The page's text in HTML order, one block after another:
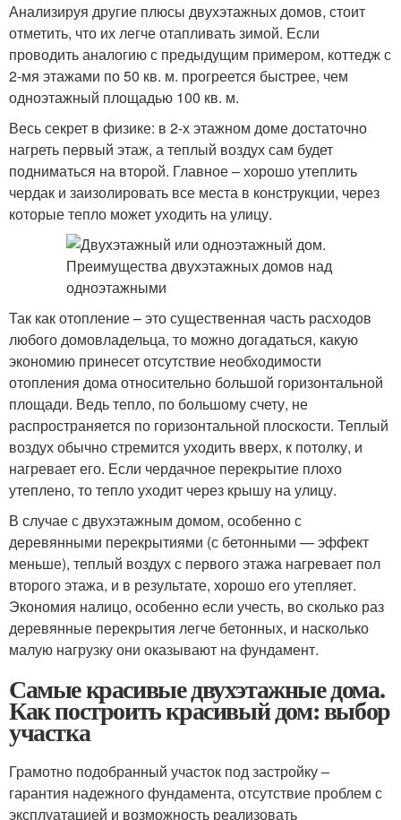
Анализируя другие плюсы двухэтажных домов, стоит
отметить, что их легче отапливать зимой. Если
проводить аналогию с предыдущим примером, коттедж с
2-мя этажами по 50 кв. м. прогреется быстрее, чем
одноэтажный площадью 100 кв. м.
Весь секрет в физике: в 2-х этажном доме достаточно
нагреть первый этаж, а теплый воздух сам будет
подниматься на второй. Главное – хорошо утеплить
чердак и заизолировать все места в конструкции, через
которые тепло может уходить на улицу.
Так как отопление – это существенная часть расходов
любого домовладельца, то можно догадаться, какую
экономию принесет отсутствие необходимости
отопления дома относительно большой горизонтальной
площади. Ведь тепло, по большому счету, не
распространяется по горизонтальной плоскости. Теплый
воздух обычно стремится уходить вверх, к потолку, и
нагревает его. Если чердачное перекрытие плохо
утеплено, то тепло уходит через крышу на улицу.
В случае с двухэтажным домом, особенно с
деревянными перекрытиями (с бетонными — эффект
меньше), теплый воздух с первого этажа нагревает пол
второго этажа, и в результате, хорошо его утепляет.
Экономия налицо, особенно если учесть, во сколько раз
деревянные перекрытия легче бетонных, и насколько
малую нагрузку они оказывают на фундамент.
Самые красивые двухэтажные дома.
Как построить красивый дом: выбор
участка
Грамотно подобранный участок под застройку –
гарантия надежного фундамента, отсутствие проблем с
эксплуатацией и возможность реализовать